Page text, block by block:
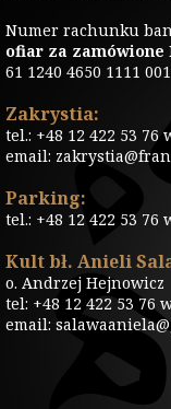
Numer rachunku
ofiar za zamówione
61 1240 4650 1111
Zakrystia:
tel.: +48 12 422 53 76
email:
Parking:
tel.: +48 12 422 53 76
Kult bł. Anieli
o. Andrzej Hejnowicz
tel: +48 12 422 53 76
email: